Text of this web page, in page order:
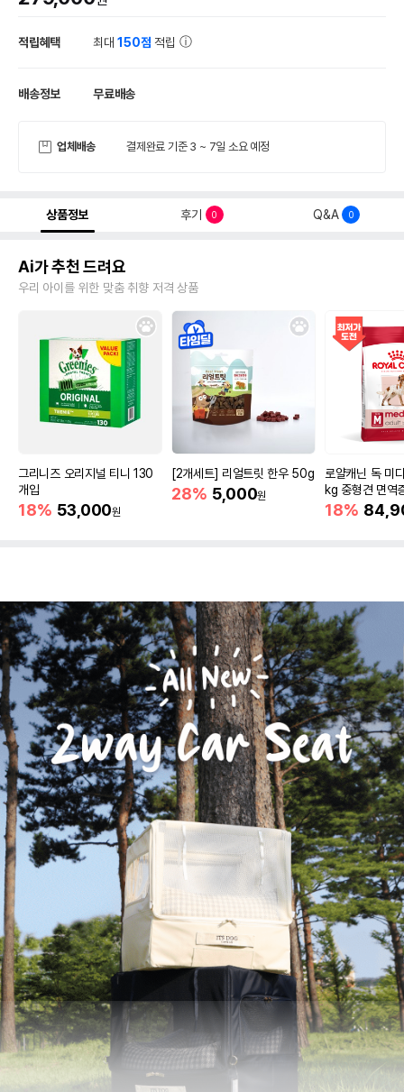
적립혜택 최대150점 적립
배송정보 무료배송
업체배송 결제완료 기준 3 ~ 7일 소요 예정
상품정보 후기 0 Q&A 0
Ai가 추천 드려요
우리 아이를 위한 맞춤 취향 저격 상품
그리니즈 오리지널 티니 130
개입
18% 53,000원
[2개세트] 리얼트릿 한우 50g
28% 5,000원
로얄캐닌 독 미
kg 중형견 면역
18%